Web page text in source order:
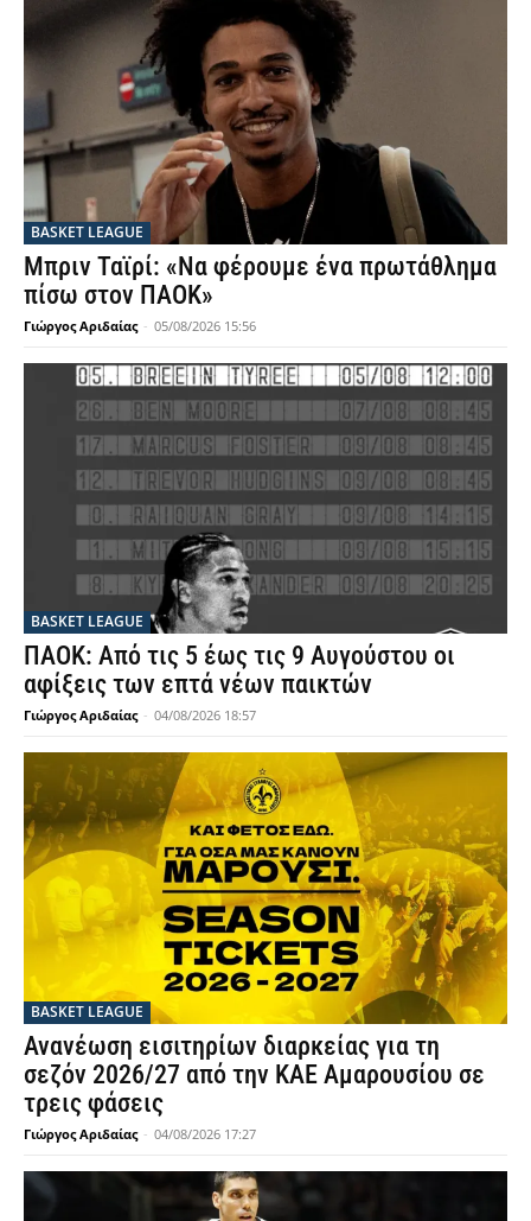
BASKET LEAGUE
Μπριν Ταϊρί: «Να φέρουμε ένα πρωτάθλημα
πίσω στον ΠΑΟΚ»
Γιώργος Αριδαίας - 05/08/2026 15:56
BASKET LEAGUE
ΠΑΟΚ: Από τις 5 έως τις 9 Αυγούστου οι
αφίξεις των επτά νέων παικτών
Γιώργος Αριδαίας - 04/08/2026 18:57
BASKET LEAGUE
Ανανέωση εισιτηρίων διαρκείας για τη
σεζόν 2026/27 από την ΚΑΕ Αμαρουσίου σε
τρεις φάσεις
Γιώργος Αριδαίας - 04/08/2026 17:27